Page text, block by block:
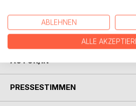
ihren Schützlingen schon in frühen
beibringen möchten!
AUTOR/IN
PRESSESTIMMEN
ABLEHNEN
ALLE